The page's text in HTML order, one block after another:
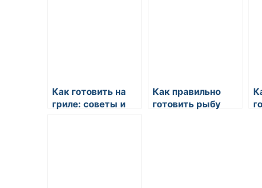
Как готовить на
гриле: советы и
Как правильно
готовить рыбу